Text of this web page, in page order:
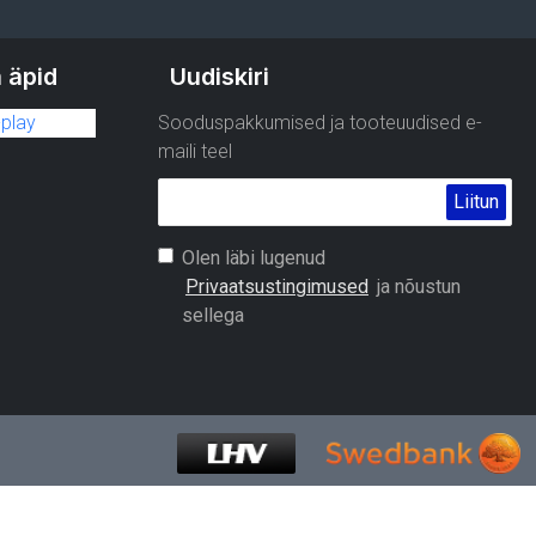
äpid Uudiskiri
Sooduspakkumised ja tooteuudised e-
maili teel
Liitun
Olen läbi lugenud
Privaatsustingimused ja nõustun
sellega